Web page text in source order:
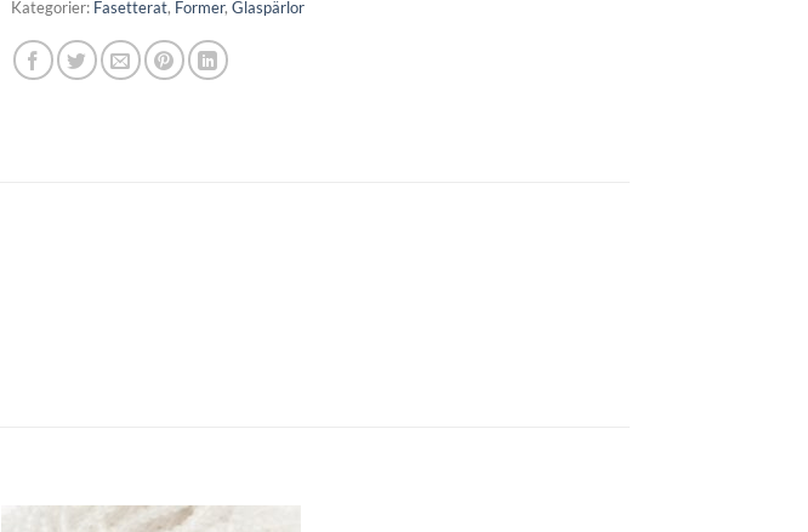
Kategorier: Fasetterat, Former, Glaspärlor